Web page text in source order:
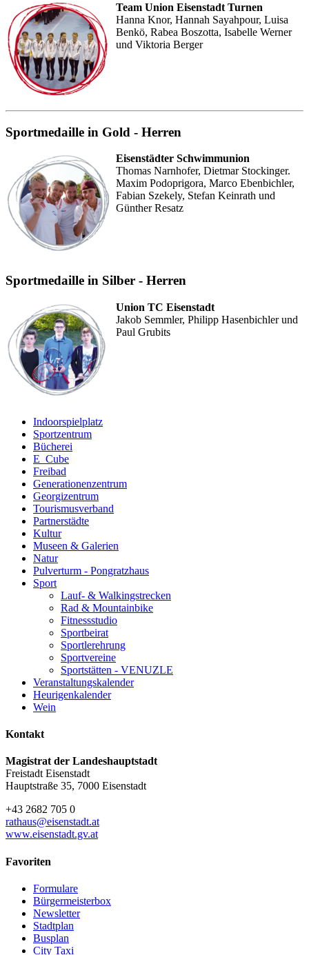
Team Union Eisenstadt Turnen
Hanna Knor, Hannah Sayahpour, Luisa
Benkö, Rabea Boszotta, Isabelle Werner
und Viktoria Berger
Sportmedaille in Gold - Herren
Eisenstädter Schwimmunion
Thomas Narnhofer, Dietmar Stockinger.
Maxim Podoprigora, Marco Ebenbichler,
Fabian Szekely, Stefan Keinrath und
Günther Resatz
Sportmedaille in Silber - Herren
Union TC Eisenstadt
Jakob Semmler, Philipp Hasenbichler und
Paul Grubits
Indoorspielplatz
Sportzentrum
Bücherei
E_Cube
Freibad
Generationenzentrum
Georgizentrum
Tourismusverband
Partnerstädte
Kultur
Museen & Galerien
Natur
Pulverturm - Pongratzhaus
Sport
Lauf- & Walkingstrecken
Rad & Mountainbike
Fitnessstudio
Sportbeirat
Sportlerehrung
Sportvereine
Sportstätten - VENUZLE
Veranstaltungskalender
Heurigenkalender
Wein
Kontakt
Magistrat der Landeshauptstadt
Freistadt Eisenstadt
Hauptstraße 35, 7000 Eisenstadt
+43 2682 705 0
rathaus@eisenstadt.at
www.eisenstadt.gv.at
Favoriten
Formulare
Bürgermeisterbox
Newsletter
Stadtplan
Busplan
City Taxi